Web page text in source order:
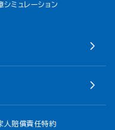
シミュレーション
人賠償責任特約